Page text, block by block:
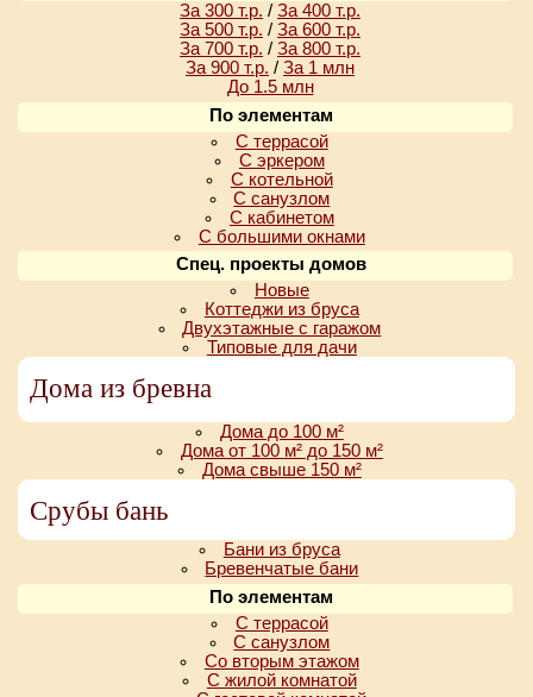
За 300 т.р. / За 400 т.р.
За 500 т.р. / За 600 т.р.
За 700 т.р. / За 800 т.р.
За 900 т.р. / За 1 млн
До 1.5 млн
По элементам
С террасой
С эркером
С котельной
С санузлом
С кабинетом
С большими окнами
Спец. проекты домов
Новые
Коттеджи из бруса
Двухэтажные с гаражом
Типовые для дачи
Дома из бревна
Дома до 100 м²
Дома от 100 м² до 150 м²
Дома свыше 150 м²
Срубы бань
Бани из бруса
Бревенчатые бани
По элементам
С террасой
С санузлом
Со вторым этажом
С жилой комнатой